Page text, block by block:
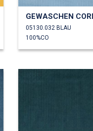
05130.032 BLAU
100%CO